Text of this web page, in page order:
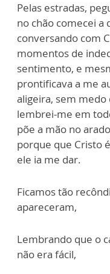
Pelas estradas,
no chão comecei a
conversando com
momentos de
sentimento, e
prontificava a me
aligeira, sem
lembrei-me em
põe a mão no
porque que Cristo
ele ia me dar.
Ficamos tão
apareceram,
Lembrando que o
não era fácil,